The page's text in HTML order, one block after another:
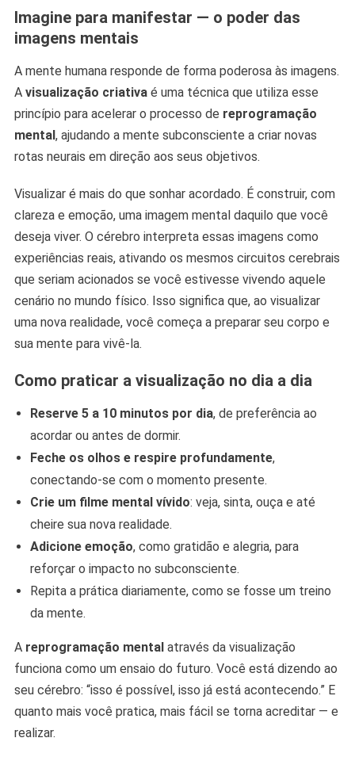
Imagine para manifestar — o poder das
imagens mentais
A mente humana responde de forma poderosa às imagens.
A visualização criativaé uma técnica que utiliza esse
princípio para acelerar o processo de reprogramação
mental , ajudando a mente subconsciente a criar novas
rotas neurais em direção aos seus objetivos.
Visualizar é mais do que sonhar acordado. É construir, com
clareza e emoção, uma imagem mental daquilo que você
deseja viver. O cérebro interpreta essas imagens como
experiências reais, ativando os mesmos circuitos cerebrais
que seriam acionados se você estivesse vivendo aquele
cenário no mundo físico. Isso significa que, ao visualizar
uma nova realidade, você começa a preparar seu corpo e
sua mente para vivê-la.
Como praticar a visualização no dia a dia
Reserve 5 a 10 minutos por dia, de preferência ao
acordar ou antes de dormir.
Feche os olhos e respire profundamente,
conectando-se com o momento presente.
Crie um filme mental vívido: veja, sinta, ouça e até
cheire sua nova realidade.
Adicione emoção, como gratidão e alegria, para
reforçar o impacto no subconsciente.
Repita a prática diariamente, como se fosse um treino
da mente.
A reprogramação mental através da visualização
funciona como um ensaio do futuro. Você está dizendo ao
seu cérebro: “isso é possível, isso já está acontecendo.” E
quanto mais você pratica, mais fácil se torna acreditar — e
realizar.